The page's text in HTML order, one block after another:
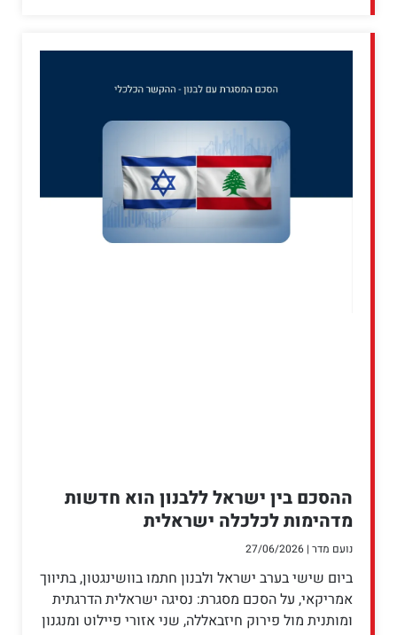
ההסכם בין ישראל ללבנון הוא חדשות
מדהימות לכלכלה ישראלית
נועם מדר
ביום שישי בערב ישראל ולבנון חתמו בוושינגטון, בתיווך
אמריקאי, על הסכם מסגרת: נסיגה ישראלית הדרגתית
ומותנית מול פירוק חיזבאללה, שני אזורי פיילוט ומנגנון